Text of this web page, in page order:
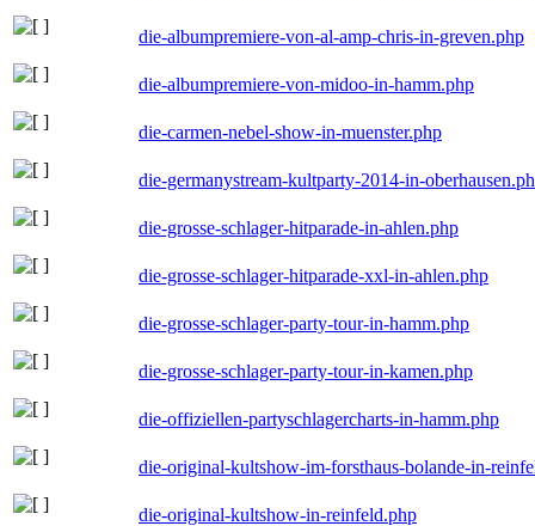
die-albumpremiere-von-al-amp-chris-in-greven.php
die-albumpremiere-von-midoo-in-hamm.php
die-carmen-nebel-show-in-muenster.php
die-germanystream-kultparty-2014-in-
die-grosse-schlager-hitparade-in-ahlen.php
die-grosse-schlager-hitparade-xxl-in-ahlen.php
die-grosse-schlager-party-tour-in-hamm.php
die-grosse-schlager-party-tour-in-kamen.php
die-offiziellen-partyschlagercharts-in-hamm.php
die-original-kultshow-im-forsthaus-bolande-in-
die-original-kultshow-in-reinfeld.php